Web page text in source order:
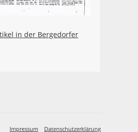
in der Bergedorfer
Impressum Datenschutzerklärung